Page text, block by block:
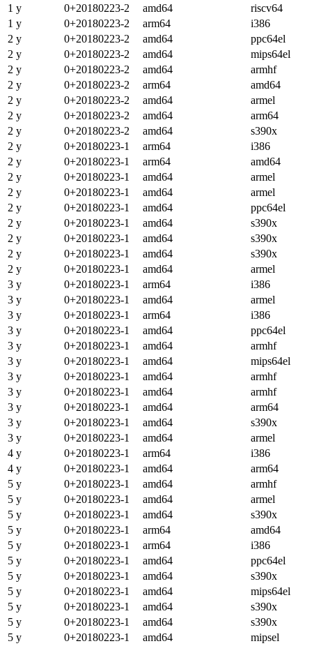
1 y
0+20180223-2 amd64
riscv64
1 y
0+20180223-2 arm64
i386
2 y
0+20180223-2 amd64
ppc64el
2 y
0+20180223-2 amd64
mips64el
2 y
0+20180223-2 amd64
armhf
2 y
0+20180223-2 arm64
amd64
2 y
0+20180223-2 amd64
armel
2 y
0+20180223-2 amd64
arm64
2 y
0+20180223-2 amd64
s390x
2 y
0+20180223-1 arm64
i386
2 y
0+20180223-1 arm64
amd64
2 y
0+20180223-1 amd64
armel
2 y
0+20180223-1 amd64
armel
2 y
0+20180223-1 amd64
ppc64el
2 y
0+20180223-1 amd64
s390x
2 y
0+20180223-1 amd64
s390x
2 y
0+20180223-1 amd64
s390x
2 y
0+20180223-1 amd64
armel
3 y
0+20180223-1 arm64
i386
3 y
0+20180223-1 amd64
armel
3 y
0+20180223-1 arm64
i386
3 y
0+20180223-1 amd64
ppc64el
3 y
0+20180223-1 amd64
armhf
3 y
0+20180223-1 amd64
mips64el
3 y
0+20180223-1 amd64
armhf
3 y
0+20180223-1 amd64
armhf
3 y
0+20180223-1 amd64
arm64
3 y
0+20180223-1 amd64
s390x
3 y
0+20180223-1 amd64
armel
4 y
0+20180223-1 arm64
i386
4 y
0+20180223-1 amd64
arm64
5 y
0+20180223-1 amd64
armhf
5 y
0+20180223-1 amd64
armel
5 y
0+20180223-1 amd64
s390x
5 y
0+20180223-1 arm64
amd64
5 y
0+20180223-1 arm64
i386
5 y
0+20180223-1 amd64
ppc64el
5 y
0+20180223-1 amd64
s390x
5 y
0+20180223-1 amd64
mips64el
5 y
0+20180223-1 amd64
s390x
5 y
0+20180223-1 amd64
s390x
5 y
0+20180223-1 amd64
mipsel